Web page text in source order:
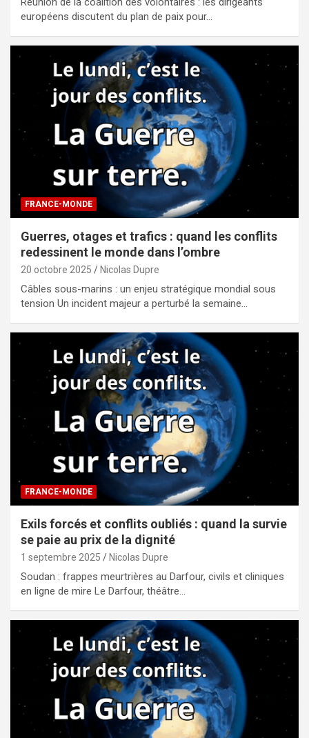
européens discutent du plan de paix pour…
FRANCE-MONDE
Guerres, otages et trafics : quand les conflits
redessinent le monde dans l’ombre
20 octobre 2025 Nicolas Dupre
Câbles sous-marins : un enjeu stratégique mondial sous
tension Un incident majeur a perturbé la semaine…
FRANCE-MONDE
Exils forcés et conflits oubliés : quand la survie
se paie au prix de la dignité
1 septembre 2025 Nicolas Dupre
Soudan : frappes meurtrières au Darfour, civils et cliniques
en ligne de mire Le Darfour, théâtre…